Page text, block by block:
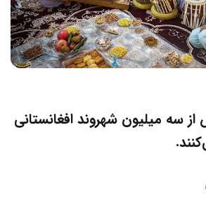
سه میلیون شهروند افغانستانی